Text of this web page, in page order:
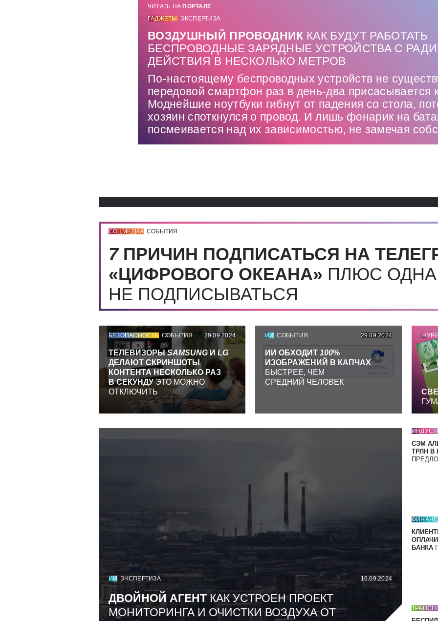
ЧИТАТЬ НАПОРТАЛЕ
ГАДЖЕТЫ
ЭКСПЕРТИЗА
ВОЗДУШНЫЙ ПРОВОДНИК КАК БУДУТ РАБОТАТЬ
БЕСПРОВОДНЫЕ ЗАРЯДНЫЕ УСТРОЙСТВА С
ДЕЙСТВИЯ В НЕСКОЛЬКО МЕТРОВ
По-настоящему беспроводных устройств не
передовой смартфон раз в день-два присасывается
Моднейшие ноутбуки гибнут от падения со стола,
хозяин споткнулся о провод. И лишь фонарик на
посмеивается над их зависимостью, не замечая
СОЦМЕДИА СОБЫТИЯ
7 ПРИЧИН ПОДПИСАТЬСЯ НА
«ЦИФРОВОГО ОКЕАНА» ПЛЮС
НЕ ПОДПИСЫВАТЬСЯ
БЕЗОПАСНОСТЬ СОБЫТИЯ 29.09.2024
ТЕЛЕВИЗОРЫSAMSUNG И LG
ДЕЛАЮТ СКРИНШОТЫ
КОНТЕНТА НЕСКОЛЬКО РАЗ
В СЕКУНДУЭТО МОЖНО
ОТКЛЮЧИТЬ
ИИ СОБЫТИЯ 29.09.2024
ИИ ОБХОДИТ 100%
ИЗОБРАЖЕНИЙ В КАПЧАХ
БЫСТРЕЕ, ЧЕМ
СРЕДНИЙ ЧЕЛОВЕК
ИИ ЭКСПЕРТИЗА 16.09.2024
ДВОЙНОЙ АГЕНТКАК УСТРОЕН ПРОЕКТ
МОНИТОРИНГА И ОЧИСТКИ ВОЗДУХА ОТ
СЭМ
ТРЛН В
БАНКА